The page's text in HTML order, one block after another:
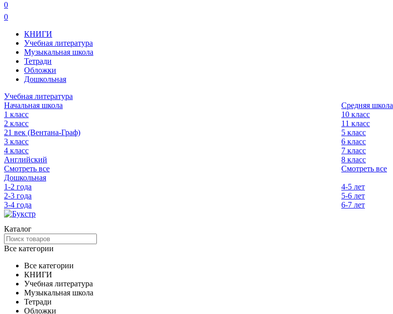
0
0
КНИГИ
Учебная литература
Музыкальная школа
Тетради
Обложки
Дошкольная
Учебная литература
Начальная школа
1 класс
2 класс
21 век (Вентана-Граф)
3 класс
4 класс
Английский
Смотреть все
Средняя школа
10 класс
11 класс
5 класс
6 класс
7 класс
8 класс
Смотреть все
Дошкольная
1-2 года
2-3 года
3-4 года
4-5 лет
5-6 лет
6-7 лет
Каталог
Все категории
Все категории
КНИГИ
Учебная литература
Музыкальная школа
Тетради
Обложки